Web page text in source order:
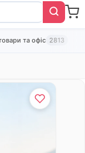
та офіс 2813